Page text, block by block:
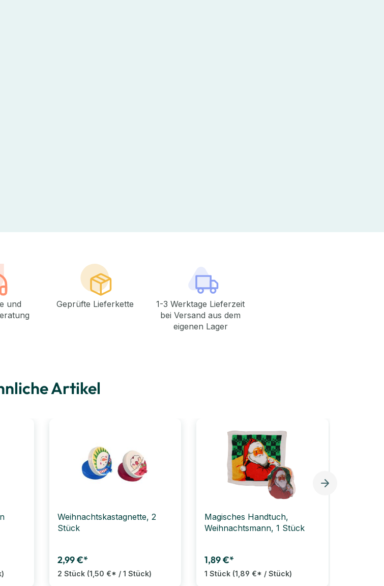
und
Geprüfte Lieferkette
1-3 Werktage Lieferzeit
bei Versand aus dem
eigenen Lager
Artikel
Weihnachtskastagnette, 2
Stück
2,99 €*
2 Stück (1,50 €* / 1 Stück)
Magisches Handtuch,
Weihnachtsmann, 1 Stück
1,89 €*
1 Stück (1,89 €* / Stück)